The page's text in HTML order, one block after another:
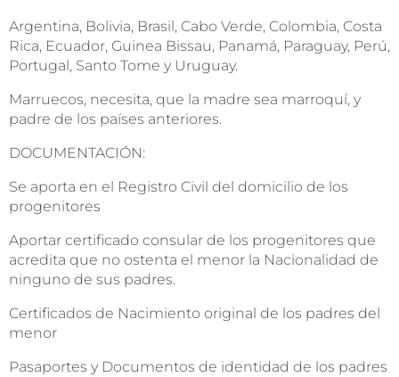
Argentina, Bolivia, Brasil, Cabo Verde, Colombia, Costa
Rica, Ecuador, Guinea Bissau, Panamá, Paraguay, Perú,
Portugal, Santo Tome y Uruguay.
Marruecos, necesita, que la madre sea marroquí, y
padre de los países anteriores.
DOCUMENTACIÓN:
Se aporta en el Registro Civil del domicilio de los
progenitores
Aportar certificado consular de los progenitores que
acredita que no ostenta el menor la Nacionalidad de
ninguno de sus padres.
Certificados de Nacimiento original de los padres del
menor
Pasaportes y Documentos de identidad de los padres